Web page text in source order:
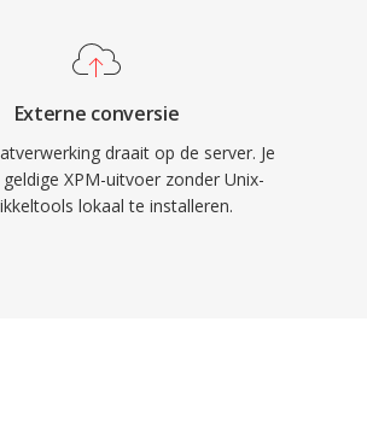
Externe conversie
draait op de server. Je
XPM-uitvoer zonder Unix-
lokaal te installeren.